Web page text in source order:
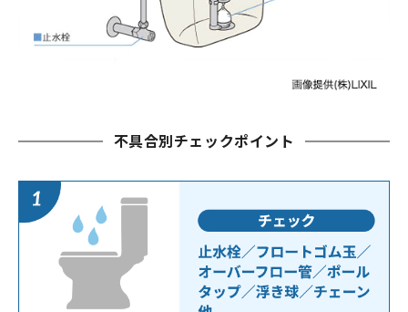
不具合別チェックポイント